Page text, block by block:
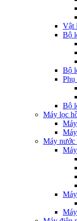
Vật
Bộ
Bộ
Phụ
Bộ
Máy lọc
Máy nước